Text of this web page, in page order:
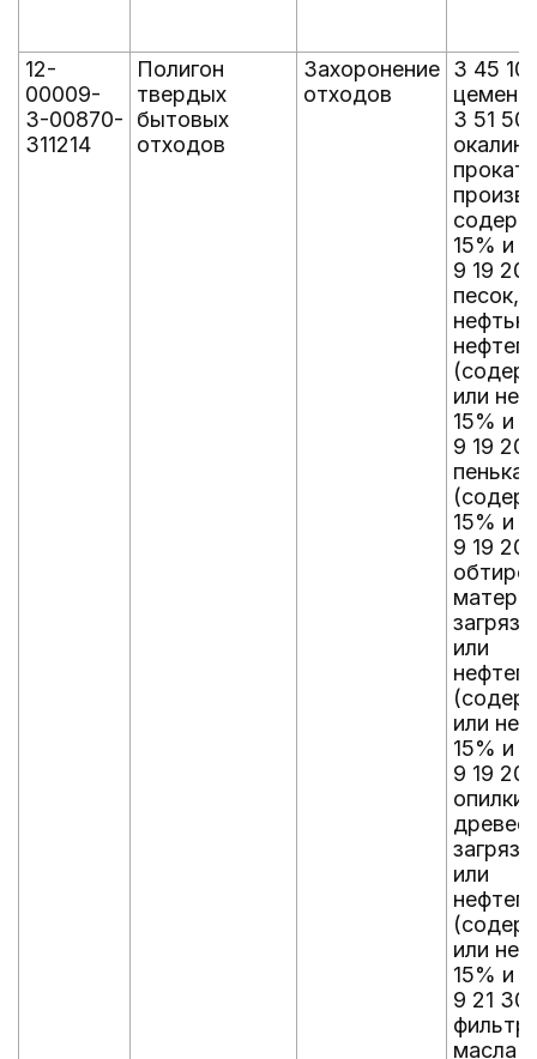
12-
00009-
З-00870-
311214
Полигон
твердых
бытовых
отходов
Захоронение
отходов
3 45
3 51
15% и
9 19
песок,
нефтью
или
15% и
9 19
пенька
15% и
9 19
или
или
15% и
9 19
опилки
или
или
15% и
9 21
масла